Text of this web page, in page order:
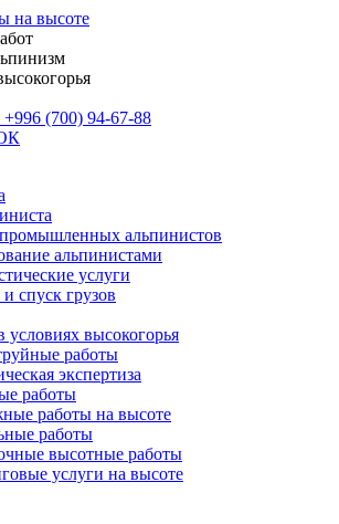
+996 (700) 94-67-88
альпинистов
альпинистами
услуги
спуск грузов
условиях высокогорья
работы
экспертиза
работы
работы на высоте
работы
высотные работы
услуги на высоте